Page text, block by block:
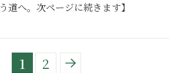
道へ。次ページに続きます】
1 2